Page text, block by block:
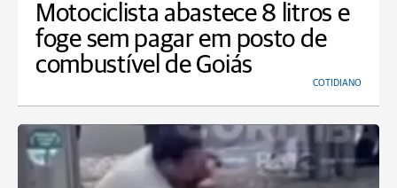
Motociclista abastece 8 litros e
foge sem pagar em posto de
combustível de Goiás
COTIDIANO